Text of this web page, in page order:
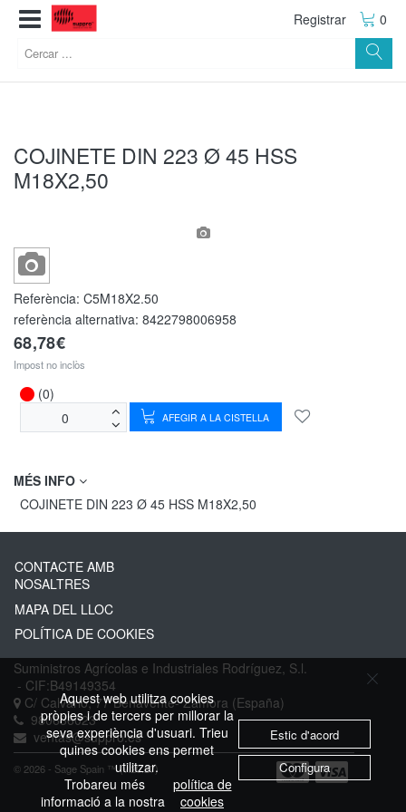
Registrar 0
COJINETE DIN 223 Ø 45 HSS
M18X2,50
Referència: C5M18X2.50
referència alternativa: 8422798006958
68,78€
Impost no inclòs
(0)
AFEGIR A LA CISTELLA
MÉS INFO
COJINETE DIN 223 Ø 45 HSS M18X2,50
CONTACTE AMB
NOSALTRES
MAPA DEL LLOC
POLÍTICA DE COOKIES
Suministros Agrícolas e Industriales Rodríguez, S.l.
- CIF:B49149354
C/ Calvario, 77Benavente-Zamora (España)
980636023
ventas@suppro.es
© 2026 - Sage Spain ™ (v.20.27)
Aquest web utilitza cookies
pròpies i de tercers per millorar la
seva experiència d'usuari. Trieu
quines cookies ens permet
utilitzar.
Trobareu més
informació a la nostra
política de
cookies
Estic d'acord
Configura